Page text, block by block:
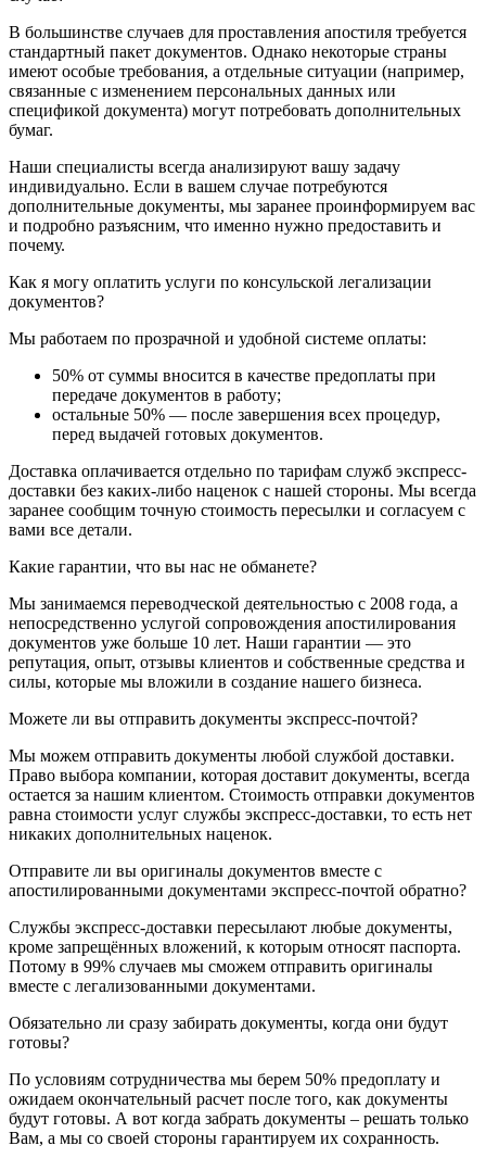
В большинстве случаев для проставления апостиля требуется
стандартный пакет документов. Однако некоторые страны
имеют особые требования, а отдельные ситуации (например,
связанные с изменением персональных данных или
спецификой документа) могут потребовать дополнительных
бумаг.
Наши специалисты всегда анализируют вашу задачу
индивидуально. Если в вашем случае потребуются
дополнительные документы, мы заранее проинформируем вас
и подробно разъясним, что именно нужно предоставить и
почему.
Как я могу оплатить услуги по консульской легализации
документов?
Мы работаем по прозрачной и удобной системе оплаты:
50% от суммы вносится в качестве предоплаты при
передаче документов в работу;
остальные 50% — после завершения всех процедур,
перед выдачей готовых документов.
Доставка оплачивается отдельно по тарифам служб экспресс-
доставки без каких-либо наценок с нашей стороны. Мы всегда
заранее сообщим точную стоимость пересылки и согласуем с
вами все детали.
Какие гарантии, что вы нас не обманете?
Мы занимаемся переводческой деятельностью с 2008 года, а
непосредственно услугой сопровождения апостилирования
документов уже больше 10 лет. Наши гарантии — это
репутация, опыт, отзывы клиентов и собственные средства и
силы, которые мы вложили в создание нашего бизнеса.
Можете ли вы отправить документы экспресс-почтой?
Мы можем отправить документы любой службой доставки.
Право выбора компании, которая доставит документы, всегда
остается за нашим клиентом. Стоимость отправки документов
равна стоимости услуг службы экспресс-доставки, то есть нет
никаких дополнительных наценок.
Отправите ли вы оригиналы документов вместе с
апостилированными документами экспресс-почтой обратно?
Службы экспресс-доставки пересылают любые документы,
кроме запрещённых вложений, к которым относят паспорта.
Потому в 99% случаев мы сможем отправить оригиналы
вместе с легализованными документами.
Обязательно ли сразу забирать документы, когда они будут
готовы?
По условиям сотрудничества мы берем 50% предоплату и
ожидаем окончательный расчет после того, как документы
будут готовы. А вот когда забрать документы – решать только
Вам, а мы со своей стороны гарантируем их сохранность.